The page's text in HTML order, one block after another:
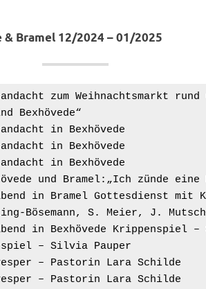
Bramel 12/2024 – 01/2025
14.00	Adventsandacht zum
„Wir sind Bexhövede“
Adventsandacht in Bexhövede
Adventsandacht in Bexhövede
Adventsandacht in Bexhövede
19-20	In Bexhövede und Bramel:„Ich
15.30	Heiligabend in Bramel Gottesdienst
P. Nolting-Bösemann, S. Meier, J.
14.00	Heiligabend in Bexhövede
– Silvia Pauper
– Pastorin Lara Schilde
– Pastorin Lara Schilde